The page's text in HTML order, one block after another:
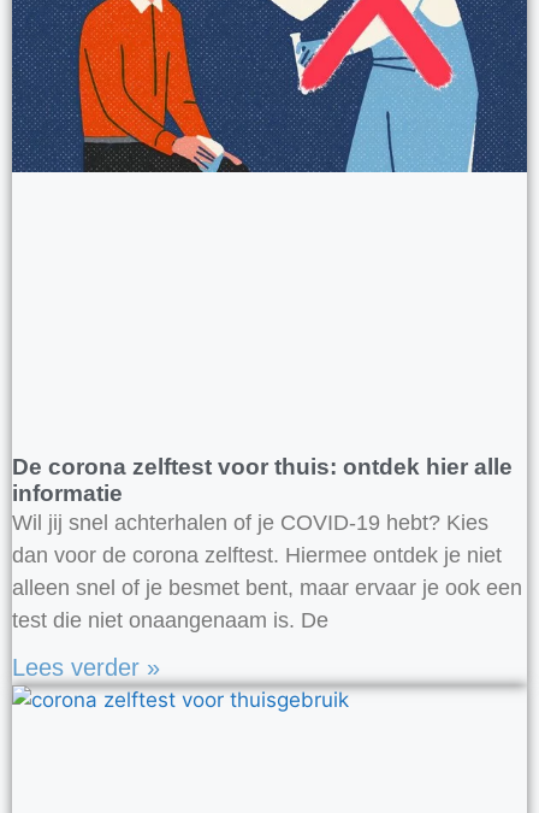
De corona zelftest voor thuis: ontdek hier alle
informatie
Wil jij snel achterhalen of je COVID-19 hebt? Kies
dan voor de corona zelftest. Hiermee ontdek je niet
alleen snel of je besmet bent, maar ervaar je ook een
test die niet onaangenaam is. De
Lees verder »